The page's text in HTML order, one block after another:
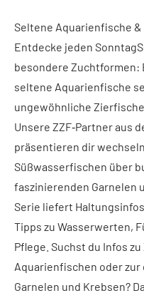
Seltene Aquarienfische
Entdecke jeden
besondere Zuchtformen:
seltene Aquarienfische
ungewöhnliche
Unsere ZZF‑Partner aus
präsentieren dir
Süßwasserfischen über
faszinierenden Garnelen
Serie liefert
Tipps zu Wasserwerten,
Pflege. Suchst du Infos
Aquarienfischen oder
Garnelen und Krebsen?